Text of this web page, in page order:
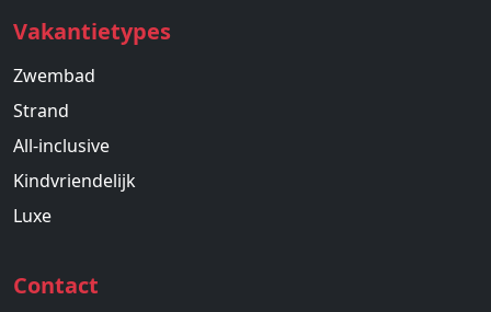
Vakantietypes
Zwembad
Strand
All-inclusive
Kindvriendelijk
Luxe
Contact